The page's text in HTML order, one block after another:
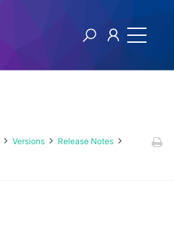
Versions Release Notes